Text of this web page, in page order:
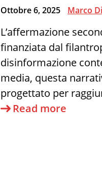
Ottobre 6, 2025 Marco
L’affermazione
finanziata dal
disinformazione
media, questa
progettato per
Read more